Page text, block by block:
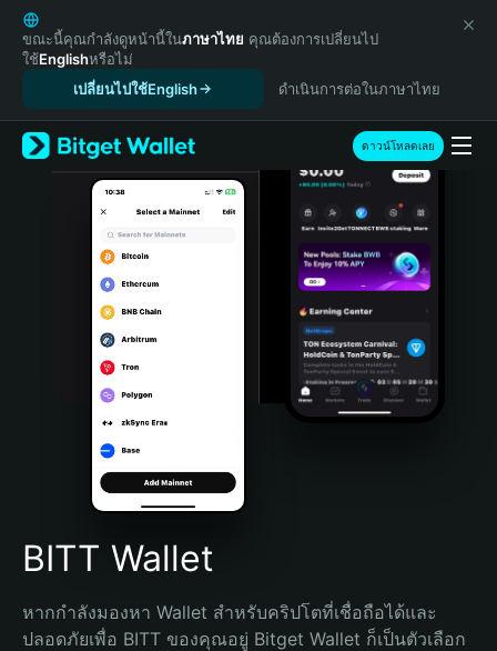
English
日本語
Tiếng Việt
Español (Latinoamérica)
Türkçe
Italiano
Português (Portugal)
Bahasa Indonesia
Português (Brasil)
Español (Argentina)
ขณะนี้คุณกำลังดูหน้านี้ในภาษาไทย คุณต้องการเปลี่ยนไป
ใช้Englishหรือไม่
เปลี่ยนไปใช้English
ดำเนินการต่อในภาษาไทย
ดาวน์โหลดเลย
BITT Wallet
หากกำลังมองหา Wallet สำหรับคริปโตที่เชื่อถือได้และ
ปลอดภัยเพื่อ BITT ของคุณอยู่ Bitget Wallet ก็เป็นตัวเลือก